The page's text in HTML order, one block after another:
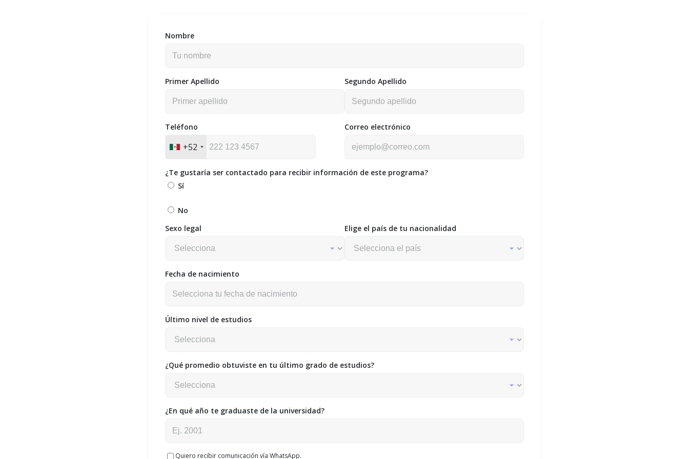
Nombre
Primer Apellido Segundo Apellido
Teléfono
+52
Correo electrónico
¿Te gustaría ser contactado para recibir información de este programa?
Sí
No
Sexo legal
Elige el país de tu nacionalidad
Fecha de nacimiento
Último nivel de estudios
¿Qué promedio obtuviste en tu último grado de estudios?
¿En qué año te graduaste de la universidad?
Quiero recibir comunicación vía WhatsApp.